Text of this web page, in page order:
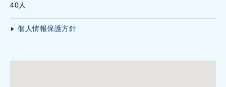
40人
個人情報保護方針